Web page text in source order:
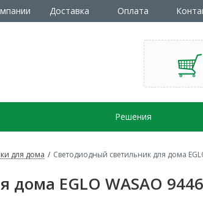
Доставка Оплата
Решения
для дома / Светодиодный светильник для дома
EGLO WASAO